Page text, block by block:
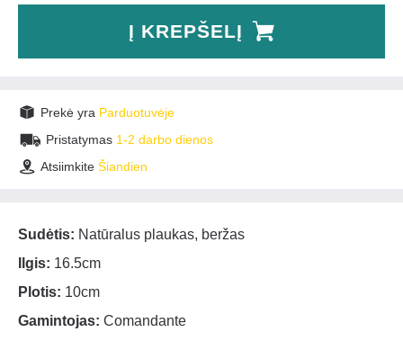
Į KREPŠELĮ
Prekė yra Parduotuvėje
Pristatymas 1-2 darbo dienos
Atsiimkite Šiandien
Sudėtis: Natūralus plaukas, beržas
Ilgis: 16.5cm
Plotis: 10cm
Gamintojas: Comandante